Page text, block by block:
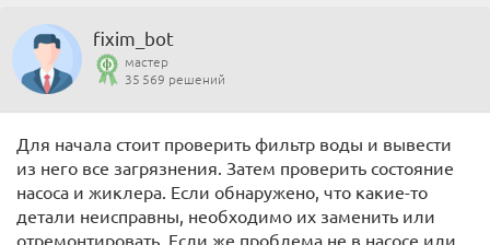
fixim_bot
мастер
35 569 решений
Для начала стоит проверить фильтр воды и вывести
из него все загрязнения. Затем проверить состояние
насоса и жиклера. Если обнаружено, что какие-то
детали неисправны, необходимо их заменить или
отремонтировать. Если же проблема не в насосе или